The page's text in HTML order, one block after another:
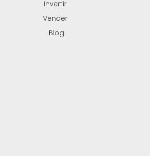
Invertir
Vender
Blog